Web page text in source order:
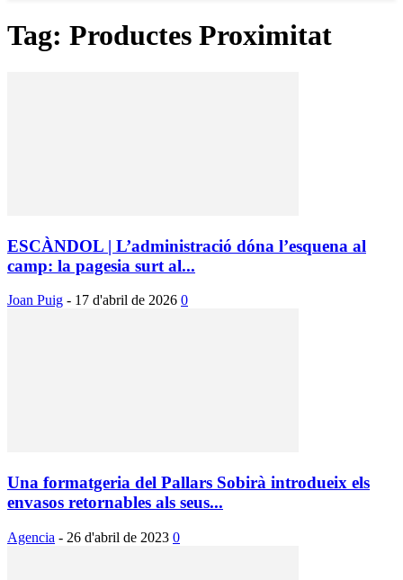
Tag: Productes Proximitat
ESCÀNDOL | L’administració dóna l’esquena al
camp: la pagesia surt al...
Joan Puig - 17 d'abril de 2026 0
Una formatgeria del Pallars Sobirà introdueix els
envasos retornables als seus...
Agencia - 26 d'abril de 2023 0